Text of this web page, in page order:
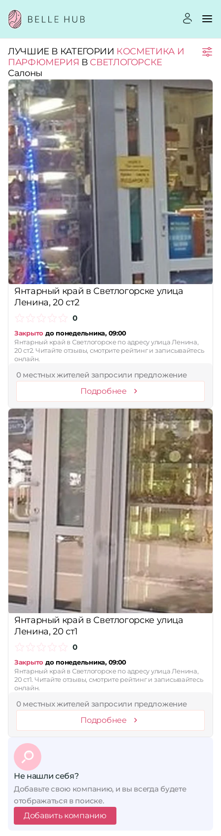
Город:
Категории:
Услуги:
Рейтинг:
Стоимость услуг:
Принимает сертификаты
Применить
ЛУЧШИЕ В КАТЕГОРИИ КОСМЕТИКА И
ПАРФЮМЕРИЯ В СВЕТЛОГОРСКЕ
Салоны
Янтарный край в Светлогорске улица
Ленина, 20 ст2
0
Закрыто до понедельника, 09:00
Янтарный край в Светлогорске по адресу улица Ленина,
20 ст2. Читайте отзывы, смотрите рейтинг и записывайтесь
онлайн.
0 местных жителей запросили предложение
Подробнее
Янтарный край в Светлогорске улица
Ленина, 20 ст1
0
Закрыто до понедельника, 09:00
Янтарный край в Светлогорске по адресу улица Ленина,
20 ст1. Читайте отзывы, смотрите рейтинг и записывайтесь
онлайн.
0 местных жителей запросили предложение
Подробнее
Не нашли себя?
Добавьте свою компанию, и вы всегда будете
отображаться в поиске.
Добавить компанию